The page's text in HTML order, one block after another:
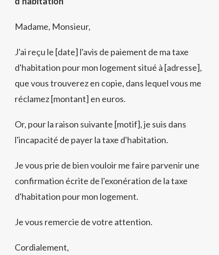
Madame, Monsieur,
J'ai reçu le [date] l'avis de paiement de ma taxe
d'habitation pour mon logement situé à [adresse],
que vous trouverez en copie, dans lequel vous me
réclamez [montant] en euros.
Or, pour la raison suivante [motif], je suis dans
l'incapacité de payer la taxe d'habitation.
Je vous prie de bien vouloir me faire parvenir une
confirmation écrite de l'exonération de la taxe
d'habitation pour mon logement.
Je vous remercie de votre attention.
Cordialement,